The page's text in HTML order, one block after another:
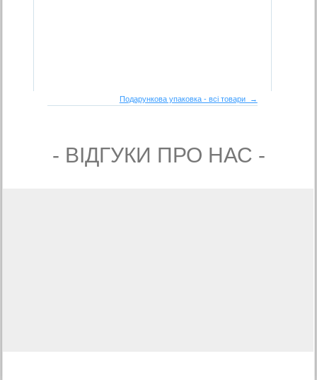
Подарункова упаковка - всі товари →
- ВIДГУКИ ПРО НАС -